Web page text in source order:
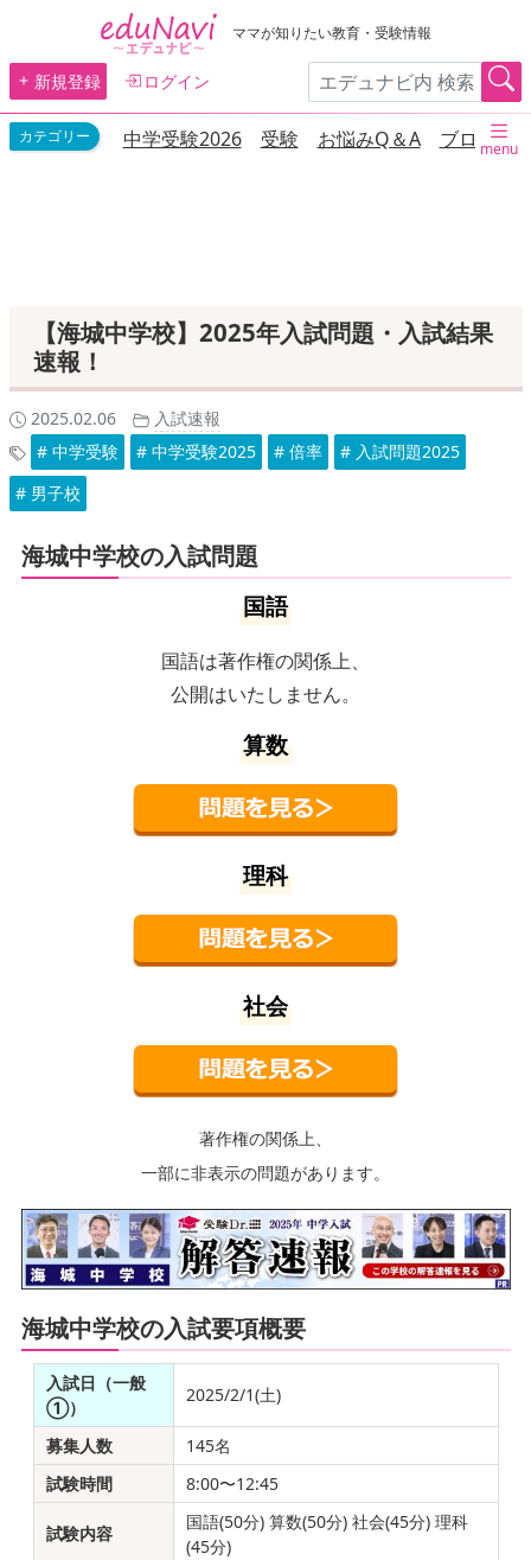
ママが知りたい教育・受験情報
新規登録 ログイン
中学受験2026 受験 お悩みQ＆A ブログmenu
【海城中学校】2025年入試問題・入試結果
速報！
2025.02.06
入試速報
# 中学受験
# 中学受験2025 # 倍率
# 入試問題2025
# 男子校
海城中学校の入試問題
国語
国語は著作権の関係上、
公開はいたしません。
算数
理科
社会
著作権の関係上、
一部に非表示の問題があります。
海城中学校の入試要項概要
入試日（一般
①）
2025/2/1(土)
募集人数
145名
試験時間
8:00〜12:45
試験内容
国語(50分) 算数(50分) 社会(45分) 理科
(45分)